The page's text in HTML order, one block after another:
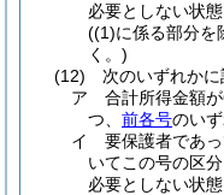
必要としない状
((1)に係る部分を
く。)
(12)
次のいずれか
ア
合計所得金額
つ、 前各号のい
イ
要保護者であ
いてこの号の区
必要としない状